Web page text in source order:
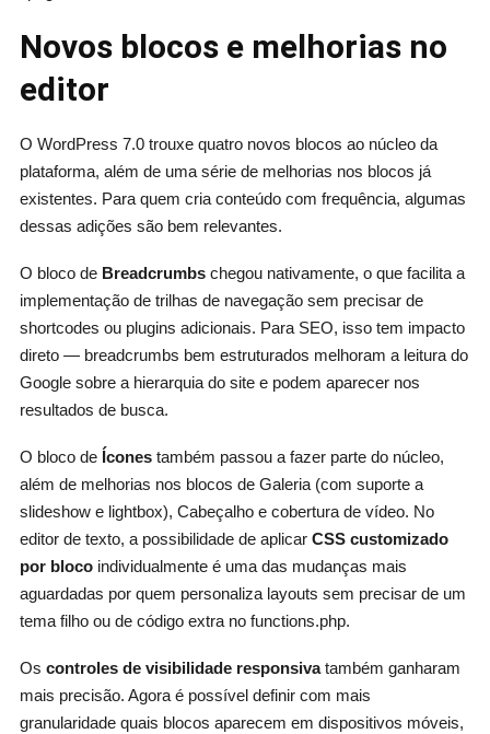
Novos blocos e melhorias no
editor
O WordPress 7.0 trouxe quatro novos blocos ao núcleo da
plataforma, além de uma série de melhorias nos blocos já
existentes. Para quem cria conteúdo com frequência, algumas
dessas adições são bem relevantes.
O bloco de Breadcrumbschegou nativamente, o que facilita a
implementação de trilhas de navegação sem precisar de
shortcodes ou plugins adicionais. Para SEO, isso tem impacto
direto — breadcrumbs bem estruturados melhoram a leitura do
Google sobre a hierarquia do site e podem aparecer nos
resultados de busca.
O bloco de Íconestambém passou a fazer parte do núcleo,
além de melhorias nos blocos de Galeria (com suporte a
slideshow e lightbox), Cabeçalho e cobertura de vídeo. No
editor de texto, a possibilidade de aplicar CSS customizado
por blocoindividualmente é uma das mudanças mais
aguardadas por quem personaliza layouts sem precisar de um
tema filho ou de código extra no functions.php.
Os controles de visibilidade responsivatambém ganharam
mais precisão. Agora é possível definir com mais
granularidade quais blocos aparecem em dispositivos móveis,